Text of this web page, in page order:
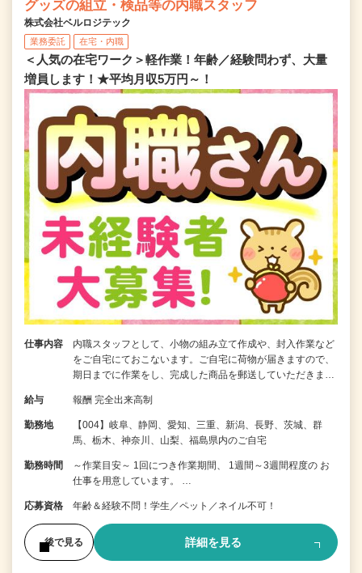
グッズの組立・検品等の内職スタッフ
株式会社ベルロジテック
業務委託 在宅・内職
＜人気の在宅ワーク＞軽作業！年齢／経験問わず、大量
増員します！★平均月収5万円～！
仕事内容
内職スタッフとして、小物の組み立て作成や、封入作業など
をご自宅にておこないます。ご自宅に荷物が届きますので、
期日までに作業をし、完成した商品を郵送していただきま…
給与 報酬 完全出来高制
勤務地
【004】岐阜、静岡、愛知、三重、新潟、長野、茨城、群
馬、栃木、神奈川、山梨、福島県内のご自宅
勤務時間
～作業目安～ 1回につき作業期間、 1週間～3週間程度の お
仕事を用意しています。 …
応募資格 年齢＆経験不問！学生／ペット／ネイル不可！
後で見る 詳細を見る